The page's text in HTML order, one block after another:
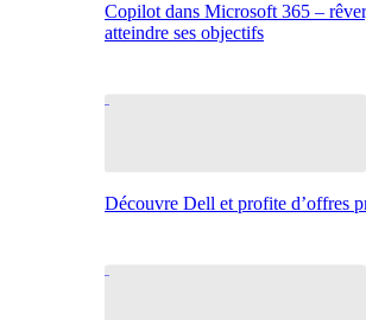
Copilot dans Microsoft 365 –
atteindre ses objectifs
Découvre Dell et profite d’offres